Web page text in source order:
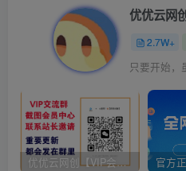
优优云网创
2.7W+ 0
优优云网创【VIP会员专属交流群】